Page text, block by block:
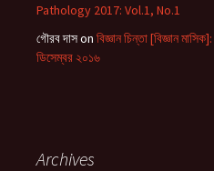
Pathology 2017: Vol.1, No.1
গৌরব দাসon বিজ্ঞান চিন্তা [বিজ্ঞান মাসিক]:
ডিসেম্বর ২০১৬
Archives